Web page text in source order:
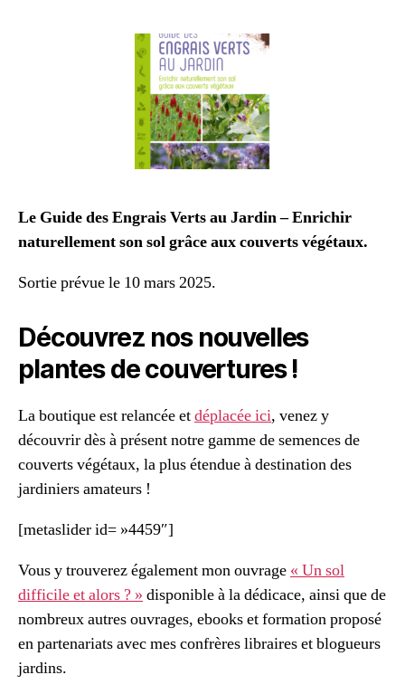
Le Guide des Engrais Verts au Jardin – Enrichir
naturellement son sol grâce aux couverts végétaux.
Sortie prévue le 10 mars 2025.
Découvrez nos nouvelles
plantes de couvertures !
La boutique est relancée etdéplacée ici, venez y
découvrir dès à présent notre gamme de semences de
couverts végétaux, la plus étendue à destination des
jardiniers amateurs !
[metaslider id= »4459″]
Vous y trouverez également mon ouvrage « Un sol
difficile et alors ? » disponible à la dédicace, ainsi que de
nombreux autres ouvrages, ebooks et formation proposé
en partenariats avec mes confrères libraires et blogueurs
jardins.